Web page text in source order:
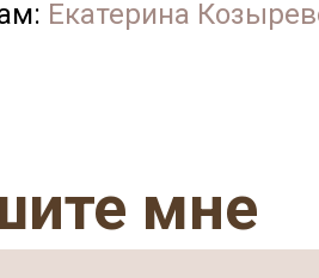
Екатерина
мне